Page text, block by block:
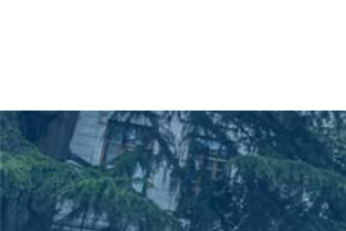
STATE UNIVERSITY